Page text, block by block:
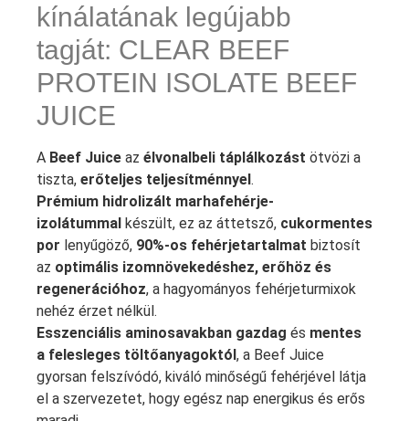
kínálatának legújabb
tagját: CLEAR BEEF
PROTEIN ISOLATE BEEF
JUICE
A Beef Juice az élvonalbeli táplálkozást ötvözi a
tiszta, erőteljes teljesítménnyel.
Prémium hidrolizált marhafehérje-
izolátummal készült, ez az áttetsző, cukormentes
por lenyűgöző, 90%-os fehérjetartalmat biztosít
az optimális izomnövekedéshez, erőhöz és
regenerációhoz, a hagyományos fehérjeturmixok
nehéz érzet nélkül.
Esszenciális aminosavakban gazdag és mentes
a felesleges töltőanyagoktól, a Beef Juice
gyorsan felszívódó, kiváló minőségű fehérjével látja
el a szervezetet, hogy egész nap energikus és erős